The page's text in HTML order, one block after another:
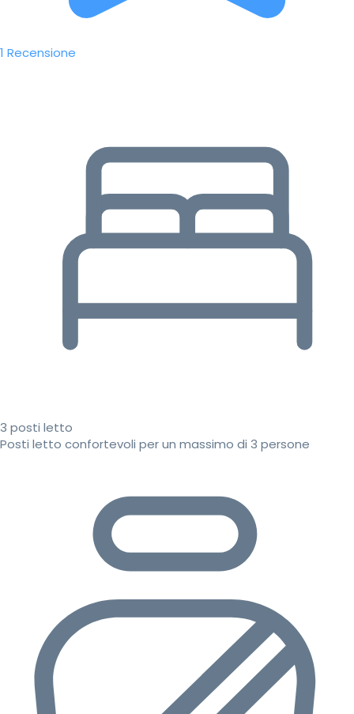
1 Recensione
3 posti letto
Posti letto confortevoli per un massimo di 3 persone